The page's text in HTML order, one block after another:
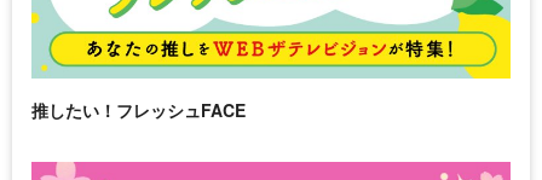
推したい！フレッシュFACE